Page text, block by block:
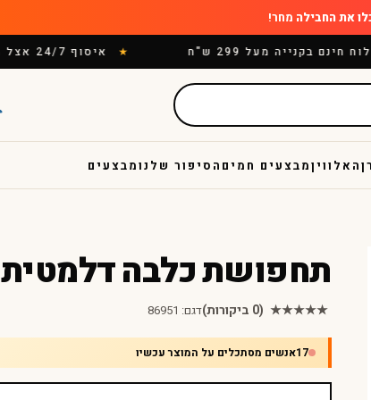
את החבילה מחר!
משלוח חינם בקנייה מעל 299 ש"ח איסוף 24/7 אצל השומר במורדי הגטאות 2
האלוויןמבצעים חמים הסיפור שלנומבצעים
תחפושת כלבה דלמטית
★★★★★ (0 ביקורות) דגם: 86951
17אנשים מסתכלים על המוצר עכשיו